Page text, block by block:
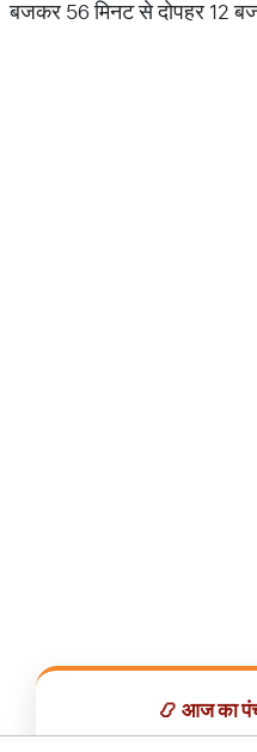
बजकर 56 मिनट से दोपहर 12
📿 आज का